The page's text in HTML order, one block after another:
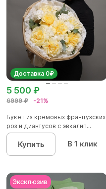
Доставка 0₽
6999 ₽ -21%
5 500 ₽
Букет из кремовых французских
роз и диантусов с эвкалип...
Купить В 1 клик